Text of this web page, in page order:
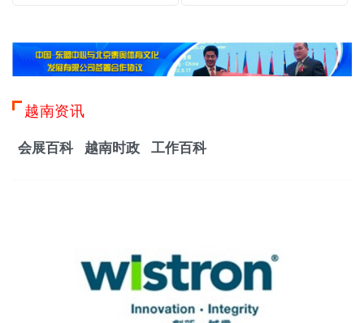
越南资讯
会展百科 越南时政 工作百科